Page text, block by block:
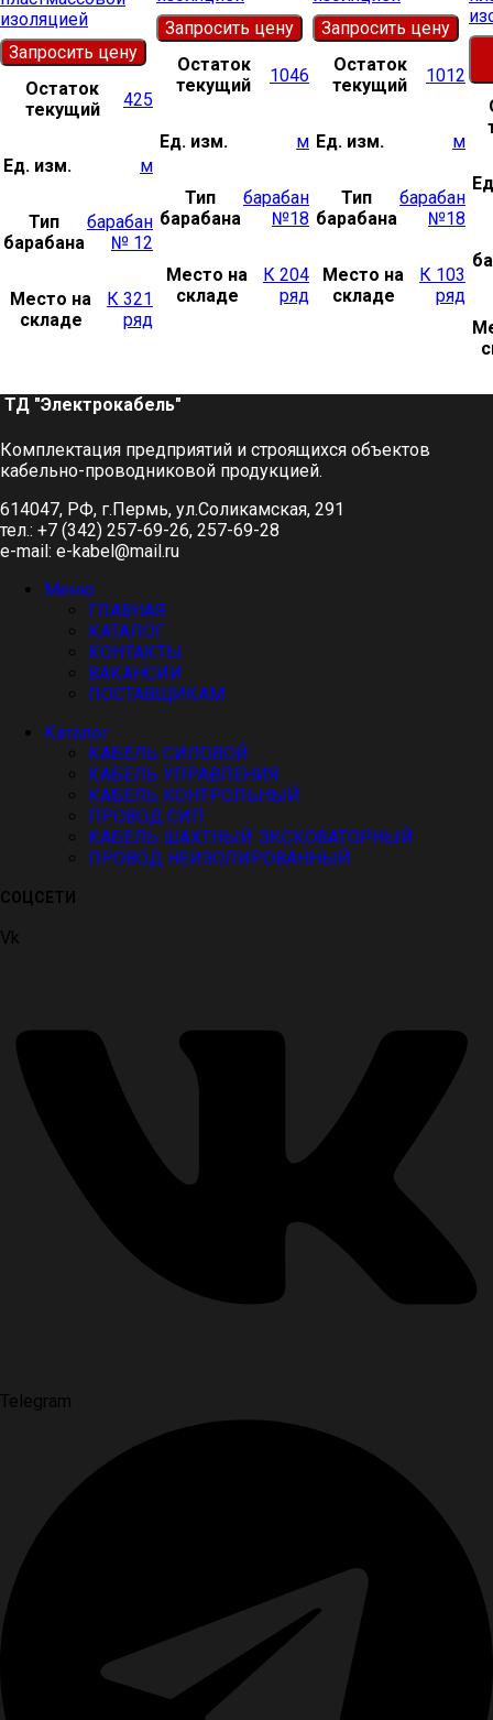
изоляцией
Запросить цену
Остаток
текущий
425
Ед. изм. м
Тип
барабана
барабан
№ 12
Место на
складе
К 321
ряд
Запросить цену
Остаток
текущий
1046
Ед. изм. м
Тип
барабана
барабан
№18
Место на
складе
К 204
ряд
Запросить цену
Остаток
текущий
1012
Ед. изм. м
Тип
барабана
барабан
№18
Место на
складе
К 103
ряд
ТД "Электрокабель"​
Комплектация предприятий и строящихся объектов
кабельно-проводниковой продукцией.
614047, РФ, г.Пермь, ул.Соликамская, 291
тел.: +7 (342) 257-69-26, 257-69-28
e-mail: e-kabel@mail.ru
Меню
ГЛАВНАЯ
КАТАЛОГ
КОНТАКТЫ
ВАКАНСИИ
ПОСТАВЩИКАМ
Каталог
КАБЕЛЬ СИЛОВОЙ
КАБЕЛЬ УПРАВЛЕНИЯ
КАБЕЛЬ КОНТРОЛЬНЫЙ
ПРОВОД СИП
КАБЕЛЬ ШАХТНЫЙ ЭКСКОВАТОРНЫЙ
ПРОВОД НЕИЗОЛИРОВАННЫЙ
СОЦСЕТИ
Vk
Telegram